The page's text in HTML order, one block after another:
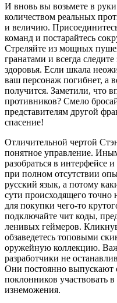
И вновь вы возьмете в
количеством реальных
и величию.
команд и постарайтесь
Стреляйте из мощных
гранатами и всегда
здоровья. Если шкала
ваш персонаж погибнет, а
получится. Заметили, что
противников? Смело
представителям другой
спасение!
Отличительной чертой
понятное управление.
разобраться в интерфейсе
при полном отсутствии
русский язык, а потому
сути происходящего точно
для покупки чего-то
подключайте чит коды,
ленивых геймеров.
обзаведетесь топовыми
оружейную коллекцию.
разработчики не
Они постоянно выпускают
поклонников участвовать
изнеможения.